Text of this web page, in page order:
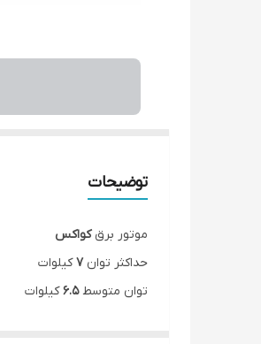
توضیحات
موتور برقکواکس
حداکثر توان7کیلوات
توان متوسط6.5 کیلوات